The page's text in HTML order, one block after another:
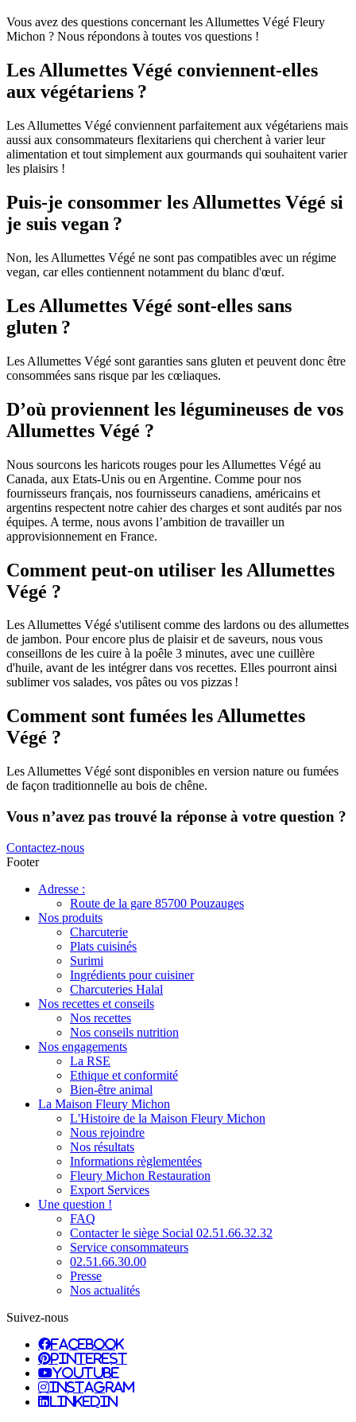
Vous avez des questions concernant les Allumettes Végé Fleury
Michon ? Nous répondons à toutes vos questions !
Les Allumettes Végé conviennent-elles
aux végétariens ?
Les Allumettes Végé conviennent parfaitement aux végétariens mais
aussi aux consommateurs flexitariens qui cherchent à varier leur
alimentation et tout simplement aux gourmands qui souhaitent varier
les plaisirs !
Puis-je consommer les Allumettes Végé si
je suis vegan ?
Non, les Allumettes Végé ne sont pas compatibles avec un régime
vegan, car elles contiennent notamment du blanc d'œuf.
Les Allumettes Végé sont-elles sans
gluten ?
Les Allumettes Végé sont garanties sans gluten et peuvent donc être
consommées sans risque par les cœliaques.
D’où proviennent les légumineuses de vos
Allumettes Végé ?
Nous sourcons les haricots rouges pour les Allumettes Végé au
Canada, aux Etats-Unis ou en Argentine. Comme pour nos
fournisseurs français, nos fournisseurs canadiens, américains et
argentins respectent notre cahier des charges et sont audités par nos
équipes. A terme, nous avons l’ambition de travailler un
approvisionnement en France.
Comment peut-on utiliser les Allumettes
Végé ?
Les Allumettes Végé s'utilisent comme des lardons ou des allumettes
de jambon. Pour encore plus de plaisir et de saveurs, nous vous
conseillons de les cuire à la poêle 3 minutes, avec une cuillère
d'huile, avant de les intégrer dans vos recettes. Elles pourront ainsi
sublimer vos salades, vos pâtes ou vos pizzas !
Comment sont fumées les Allumettes
Végé ?
Les Allumettes Végé sont disponibles en version nature ou fumées
de façon traditionnelle au bois de chêne.
Vous n’avez pas trouvé la réponse à votre question ?
Contactez-nous
Footer
Adresse :
Route de la gare 85700 Pouzauges
Nos produits
Charcuterie
Plats cuisinés
Surimi
Ingrédients pour cuisiner
Charcuteries Halal
Nos recettes et conseils
Nos recettes
Nos conseils nutrition
Nos engagements
La RSE
Ethique et conformité
Bien-être animal
La Maison Fleury Michon
L'Histoire de la Maison Fleury Michon
Nous rejoindre
Nos résultats
Informations règlementées
Fleury Michon Restauration
Export Services
Une question !
FAQ
Contacter le siège Social 02.51.66.32.32
Service consommateurs
02.51.66.30.00
Presse
Nos actualités
Suivez-nous
facebook
pinterest
youtube
instagram
linkedin